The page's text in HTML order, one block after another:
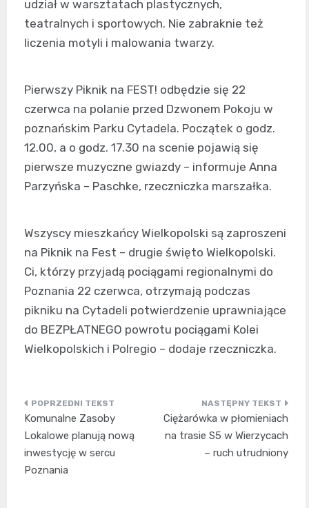
udział w warsztatach plastycznych,
teatralnych i sportowych. Nie zabraknie też
liczenia motyli i malowania twarzy.
Pierwszy Piknik na FEST! odbędzie się 22
czerwca na polanie przed Dzwonem Pokoju w
poznańskim Parku Cytadela. Początek o godz.
12.00, a o godz. 17.30 na scenie pojawią się
pierwsze muzyczne gwiazdy – informuje Anna
Parzyńska – Paschke, rzeczniczka marszałka.
Wszyscy mieszkańcy Wielkopolski są zaproszeni
na Piknik na Fest – drugie święto Wielkopolski.
Ci, którzy przyjadą pociągami regionalnymi do
Poznania 22 czerwca, otrzymają podczas
pikniku na Cytadeli potwierdzenie uprawniające
do BEZPŁATNEGO powrotu pociągami Kolei
Wielkopolskich i Polregio – dodaje rzeczniczka.
Nawigacja
wpisu
Komunalne Zasoby
Lokalowe planują nową
inwestycję w sercu
Poznania
Ciężarówka w płomieniach
na trasie S5 w Wierzycach
– ruch utrudniony